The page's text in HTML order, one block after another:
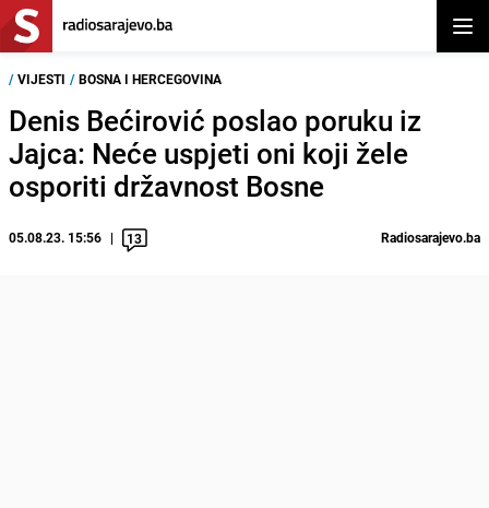
/ VIJESTI / BOSNA I HERCEGOVINA
Denis Bećirović poslao poruku iz
Jajca: Neće uspjeti oni koji žele
osporiti državnost Bosne
05.08.23. 15:56 13 Radiosarajevo.ba